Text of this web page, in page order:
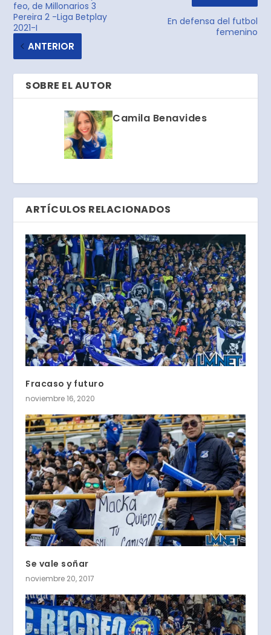
feo, de Millonarios 3
Pereira 2 -Liga Betplay
2021-I
ANTERIOR
En defensa del futbol
femenino
SOBRE EL AUTOR
Camila Benavides
ARTÍCULOS RELACIONADOS
Fracaso y futuro
noviembre 16, 2020
Se vale soñar
noviembre 20, 2017